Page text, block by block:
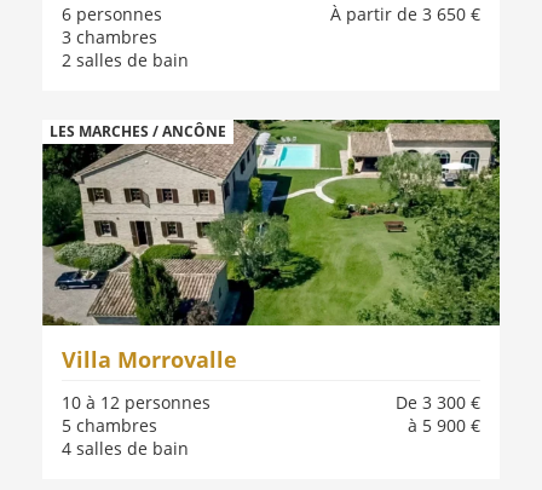
À partir de 3 650 €
6 personnes
3 chambres
2 salles de bain
LES MARCHES / ANCÔNE
Villa Morrovalle
De 3 300 €
à 5 900 €
10 à 12 personnes
5 chambres
4 salles de bain